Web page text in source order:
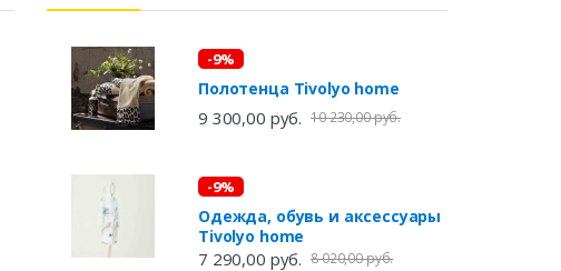
-9%
Полотенца Tivolyo home
9 300,00 руб. 10 230,00 руб.
-9%
Одежда, обувь и аксессуары
Tivolyo home
7 290,00 руб. 8 020,00 руб.